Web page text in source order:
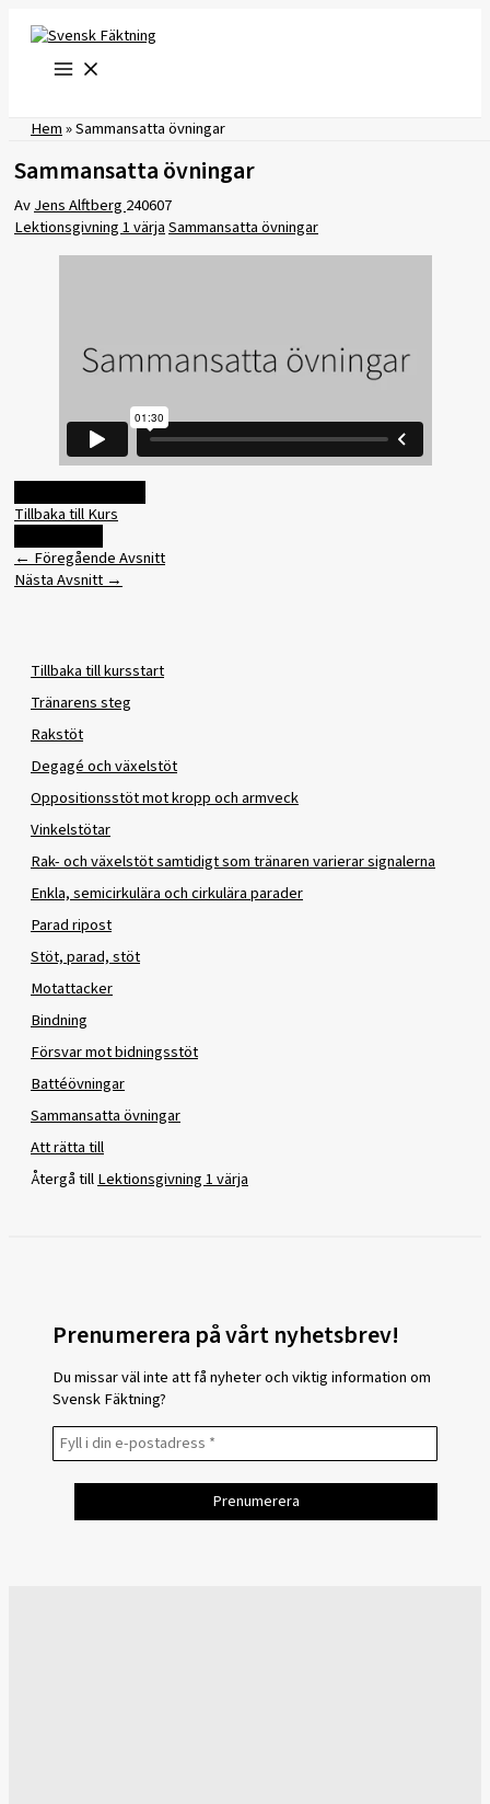
innehåll
Hem»Sammansatta övningar
Sammansatta övningar
AvJens Alftberg240607
Lektionsgivning 1 värjaSammansatta övningar
Tillbaka till Kurs
← Föregående Avsnitt
Nästa Avsnitt →
Tillbaka till kursstart
Tränarens steg
Rakstöt
Degagé och växelstöt
Oppositionsstöt mot kropp och armveck
Vinkelstötar
Rak- och växelstöt samtidigt som tränaren varierar signalerna
Enkla, semicirkulära och cirkulära parader
Parad ripost
Stöt, parad, stöt
Motattacker
Bindning
Försvar mot bidningsstöt
Battéövningar
Sammansatta övningar
Att rätta till
Återgå tillLektionsgivning 1 värja
Prenumerera på vårt nyhetsbrev!
Du missar väl inte att få nyheter och viktig information om
Svensk Fäktning?